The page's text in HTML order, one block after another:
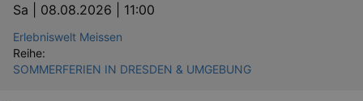
Sa | 08.08.2026 | 11:00
Erlebniswelt Meissen
Reihe:
SOMMERFERIEN IN DRESDEN & UMGEBUNG